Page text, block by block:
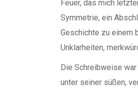
Feuer, das mich
Symmetrie, ein
Geschichte zu einem
Unklarheiten,
Die Schreibweise
unter seiner süßen,